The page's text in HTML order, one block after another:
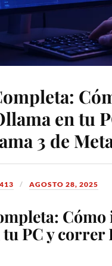
en tu
3 de
AGOSTO 28, 2025
PC y correr